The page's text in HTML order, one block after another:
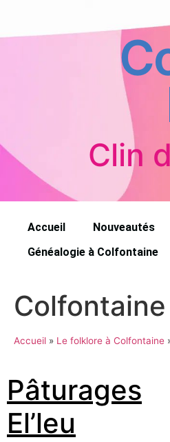
Clin
Accueil Nouveautés
Généalogie à Colfontaine
Accueil » Le folklore à Colfontaine
Pâturages
El’leu